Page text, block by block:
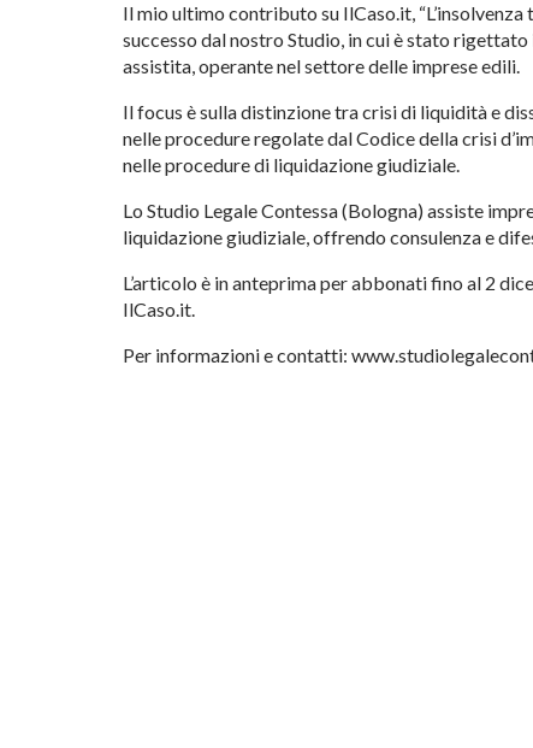
Il mio ultimo contributo su IlCaso.it,
successo dal nostro Studio, in cui è stato
assistita, operante nel settore delle imprese edili.
Il focus è sulla distinzione tra crisi di liquidità e
nelle procedure regolate dal Codice della crisi
nelle procedure di liquidazione giudiziale.
Lo Studio Legale Contessa (Bologna) assiste
liquidazione giudiziale, offrendo consulenza e
L’articolo è in anteprima per abbonati fino al 2
IlCaso.it.
Per informazioni e contatti: